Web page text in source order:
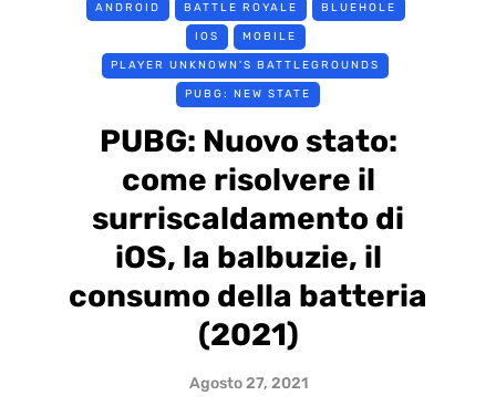
ANDROID BATTLE ROYALE BLUEHOLE
IOS MOBILE
PLAYER UNKNOWN'S BATTLEGROUNDS
PUBG: NEW STATE
PUBG: Nuovo stato:
come risolvere il
surriscaldamento di
iOS, la balbuzie, il
consumo della batteria
(2021)
Agosto 27, 2021